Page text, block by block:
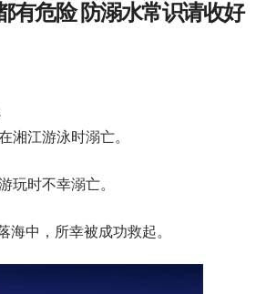
有危险 防溺水常识请收好
江游泳时溺亡。
时不幸溺亡。
中，所幸被成功救起。